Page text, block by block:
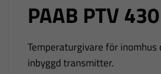
PAAB PTV 430
Temperaturgivare för inomhus
inbyggd transmitter.